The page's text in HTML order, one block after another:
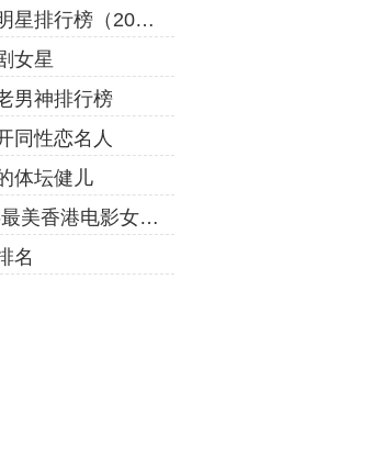
中国十大美女明星排行榜（2020年）
女星
男神排行榜
同性恋名人
体坛健儿
十大港星女神-最美香港电影女神排行榜
名